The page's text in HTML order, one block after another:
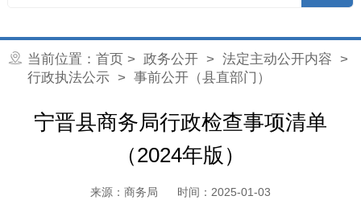
当前位置： 首页 > 政务公开> 法定主动公开内容 >
行政执法公示> 事前公开（县直部门）
宁晋县商务局行政检查事项清单
（2024年版）
来源：商务局 时间：2025-01-03